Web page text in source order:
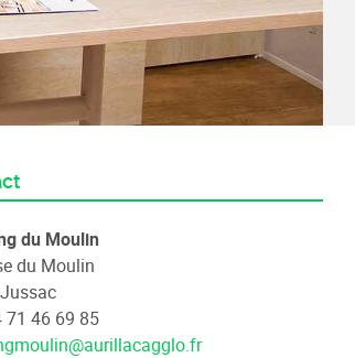
du Moulin
du Moulin
71 46 69 85